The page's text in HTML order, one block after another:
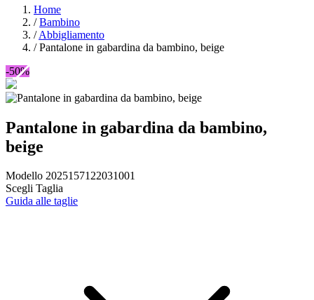
Home
/ Bambino
/ Abbigliamento
/ Pantalone in gabardina da bambino, beige
-50%
Pantalone in gabardina da bambino,
beige
Modello 2025157122031001
Scegli Taglia
Guida alle taglie